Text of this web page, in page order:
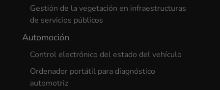
Gestión de la vegetación en infraestructuras
de servicios públicos
Automoción
Control electrónico del estado del vehículo
Ordenador portátil para diagnóstico
automotriz